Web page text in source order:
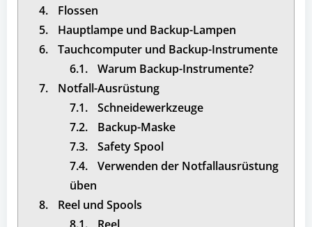
4.
Flossen
5.
Hauptlampe und Backup-Lampen
6.
Tauchcomputer und Backup-Instrumente
6.1.
Warum Backup-Instrumente?
7.
Notfall-Ausrüstung
7.1.
Schneidewerkzeuge
7.2.
Backup-Maske
7.3.
Safety Spool
7.4.
Verwenden der Notfallausrüstung
üben
8.
Reel und Spools